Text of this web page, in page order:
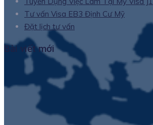
Tư vấn Visa EB3 Định Cư Mỹ
Đặt lịch tư vấn
Bài viết mới